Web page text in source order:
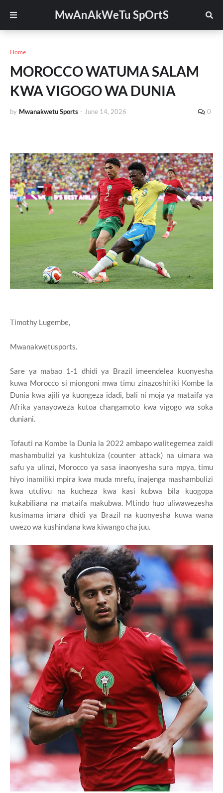
MwAnAkWeTu SpOrtS
Home
MOROCCO WATUMA SALAM
KWA VIGOGO WA DUNIA
by Mwanakwetu Sports - June 14, 2026 0
Timothy Lugembe,
Mwanakwetusports.
Sare ya mabao 1-1 dhidi ya Brazil imeendelea kuonyesha
kuwa Morocco si miongoni mwa timu zinazoshiriki Kombe la
Dunia kwa ajili ya kuongeza idadi, bali ni moja ya mataifa ya
Afrika yanayoweza kutoa changamoto kwa vigogo wa soka
duniani.
Tofauti na Kombe la Dunia la 2022 ambapo walitegemea zaidi
mashambulizi ya kushtukiza (counter attack) na uimara wa
safu ya ulinzi, Morocco ya sasa inaonyesha sura mpya, timu
hiyo inamiliki mpira kwa muda mrefu, inajenga mashambulizi
kwa utulivu na kucheza kwa kasi kubwa bila kuogopa
kukabiliana na mataifa makubwa. Mtindo huo uliwawezesha
kusimama imara dhidi ya Brazil na kuonyesha kuwa wana
uwezo wa kushindana kwa kiwango cha juu.